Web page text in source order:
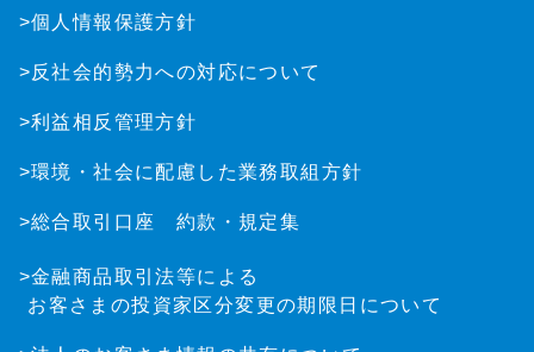
>個人情報保護方針
>反社会的勢力への対応について
>利益相反管理方針
>環境・社会に配慮した業務取組方針
>総合取引口座 約款・規定集
>金融商品取引法等による
お客さまの投資家区分変更の期限日について